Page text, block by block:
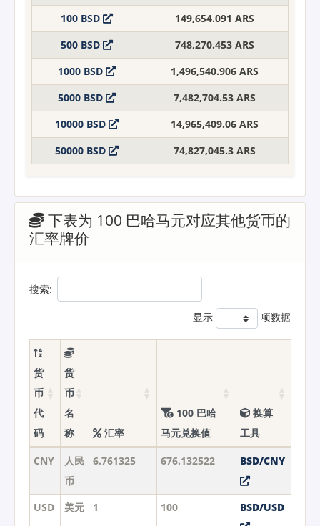
100 BSD
149,654.091 ARS
500 BSD
748,270.453 ARS
1000 BSD
1,496,540.906 ARS
5000 BSD
7,482,704.53 ARS
10000 BSD
14,965,409.06 ARS
50000 BSD
74,827,045.3 ARS
下表为 100 巴哈马元对应其他货币的
汇率牌价
搜索:
显示 项数据
货
币
代
码
货
币
名
称
汇率
100 巴哈
马元兑换值
换算
工具
CNY
人民
币
6.761325 676.132522 BSD/CNY
USD 美元 1 100 BSD/USD